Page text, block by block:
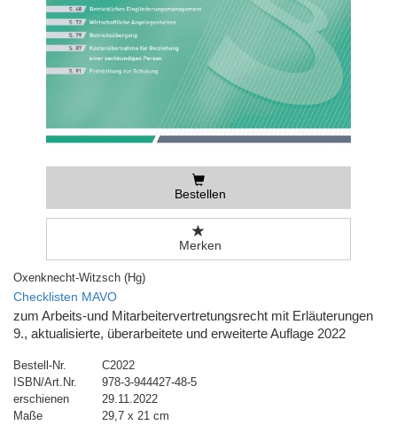
Bestellen
Merken
Oxenknecht-Witzsch (Hg)
Checklisten MAVO
zum Arbeits-und Mitarbeitervertretungsrecht mit Erläuterungen
9., aktualisierte, überarbeitete und erweiterte Auflage 2022
Bestell-Nr.
C2022
ISBN/Art.Nr.
978-3-944427-48-5
erschienen
29.11.2022
Maße
29,7 x 21 cm